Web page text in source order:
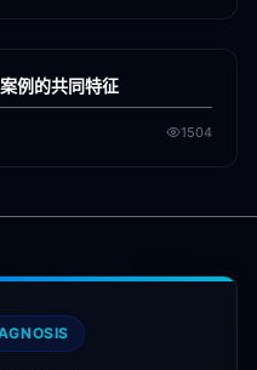
例的共同特征
1504